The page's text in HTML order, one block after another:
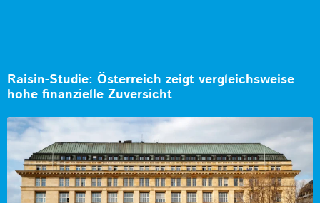
Raisin-Studie: Österreich zeigt vergleichsweise
hohe finanzielle Zuversicht